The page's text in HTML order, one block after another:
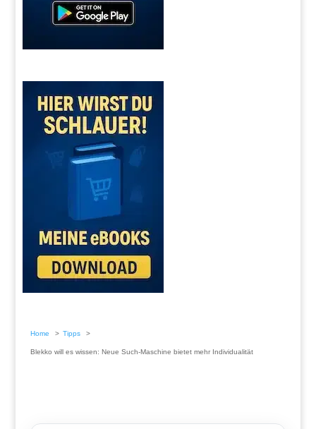
Home Tipps
Blekko will es wissen: Neue Such-Maschine bietet mehr Individualität